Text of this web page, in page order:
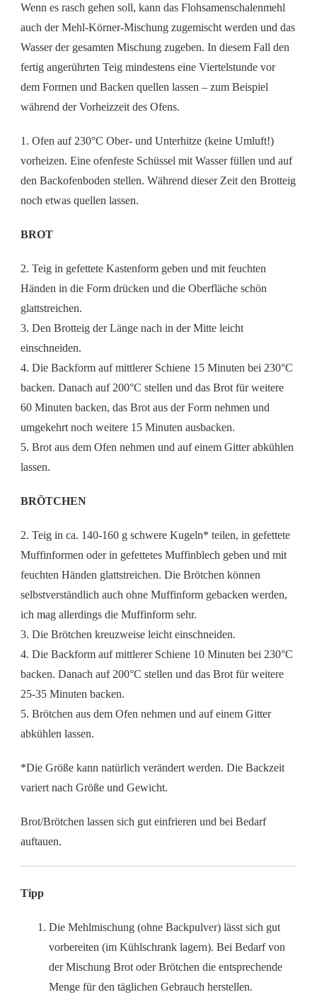
Wenn es rasch gehen soll, kann das Flohsamenschalenmehl
auch der Mehl-Körner-Mischung zugemischt werden und das
Wasser der gesamten Mischung zugeben. In diesem Fall den
fertig angerührten Teig mindestens eine Viertelstunde vor
dem Formen und Backen quellen lassen – zum Beispiel
während der Vorheizzeit des Ofens.
1. Ofen auf 230°C Ober- und Unterhitze (keine Umluft!)
vorheizen. Eine ofenfeste Schüssel mit Wasser füllen und auf
den Backofenboden stellen. Während dieser Zeit den Brotteig
noch etwas quellen lassen.
BROT
2. Teig in gefettete Kastenform geben und mit feuchten
Händen in die Form drücken und die Oberfläche schön
glattstreichen.
3. Den Brotteig der Länge nach in der Mitte leicht
einschneiden.
4. Die Backform auf mittlerer Schiene 15 Minuten bei 230°C
backen. Danach auf 200°C stellen und das Brot für weitere
60 Minuten backen, das Brot aus der Form nehmen und
umgekehrt noch weitere 15 Minuten ausbacken.
5. Brot aus dem Ofen nehmen und auf einem Gitter abkühlen
lassen.
BRÖTCHEN
2. Teig in ca. 140-160 g schwere Kugeln* teilen, in gefettete
Muffinformen oder in gefettetes Muffinblech geben und mit
feuchten Händen glattstreichen. Die Brötchen können
selbstverständlich auch ohne Muffinform gebacken werden,
ich mag allerdings die Muffinform sehr.
3. Die Brötchen kreuzweise leicht einschneiden.
4. Die Backform auf mittlerer Schiene 10 Minuten bei 230°C
backen. Danach auf 200°C stellen und das Brot für weitere
25-35 Minuten backen.
5. Brötchen aus dem Ofen nehmen und auf einem Gitter
abkühlen lassen.
*Die Größe kann natürlich verändert werden. Die Backzeit
variert nach Größe und Gewicht.
Brot/Brötchen lassen sich gut einfrieren und bei Bedarf
auftauen.
Tipp
Die Mehlmischung (ohne Backpulver) lässt sich gut
vorbereiten (im Kühlschrank lagern). Bei Bedarf von
der Mischung Brot oder Brötchen die entsprechende
Menge für den täglichen Gebrauch herstellen.